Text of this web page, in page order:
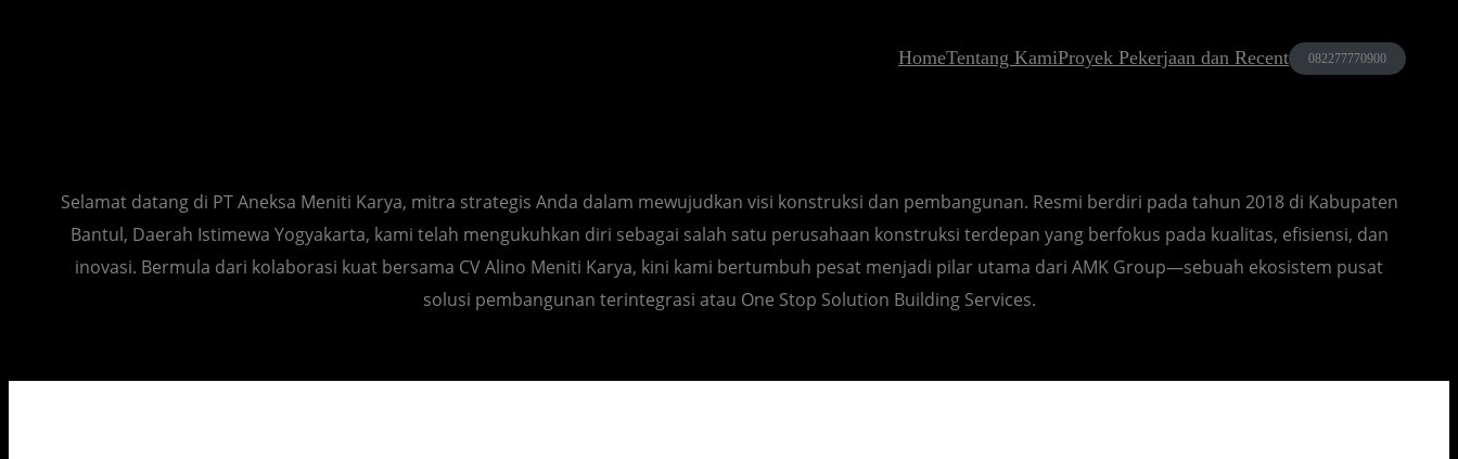
HomeTentang KamiProyek Pekerjaan dan Recent 082277770900
Selamat datang di PT Aneksa Meniti Karya, mitra strategis Anda dalam mewujudkan visi konstruksi dan pembangunan. Resmi berdiri pada tahun 2018 di Kabupaten
Bantul, Daerah Istimewa Yogyakarta, kami telah mengukuhkan diri sebagai salah satu perusahaan konstruksi terdepan yang berfokus pada kualitas, efisiensi, dan
inovasi. Bermula dari kolaborasi kuat bersama CV Alino Meniti Karya, kini kami bertumbuh pesat menjadi pilar utama dari AMK Group—sebuah ekosistem pusat
solusi pembangunan terintegrasi atau One Stop Solution Building Services.